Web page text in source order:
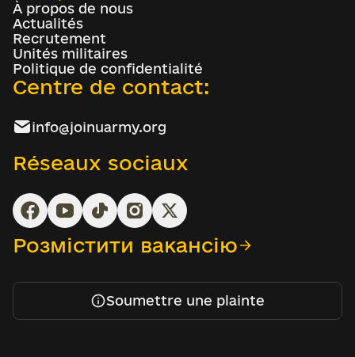
À propos de nous
Actualités
Recrutement
Unités militaires
Politique de confidentialité
Centre de contact:
info@joinuarmy.org
Réseaux sociaux
Розмістити вакансію
Soumettre une plainte